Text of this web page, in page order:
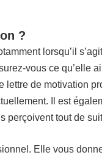
?
lorsqu’il
vous ce qu’elle
de motivation
Il est
tout de
Elle vous